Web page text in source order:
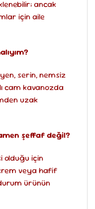
ancak
için aile
serin, nemsiz
cam kavanozda
uzak
şeffaf değil?
olduğu için
veya hafif
ürünün